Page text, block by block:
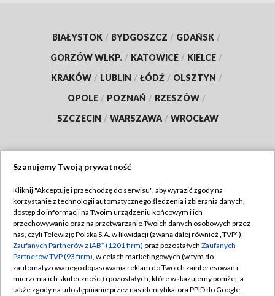
BIAŁYSTOK / BYDGOSZCZ / GDAŃSK /
GORZÓW WLKP. / KATOWICE / KIELCE /
KRAKÓW / LUBLIN / ŁÓDŹ / OLSZTYN /
OPOLE / POZNAŃ / RZESZÓW /
SZCZECIN / WARSZAWA / WROCŁAW
TVP
Abonament TVP
Emisja w TVP
Centrum informacji TVP
Naziemna Telewizja Cyfrowa
Regulamin TVP
Polityka prywatności
Moje zgody
Pomoc
Szanujemy Twoją prywatność
Kliknij "Akceptuję i przechodzę do serwisu", aby wyrazić zgody na
korzystanie z technologii automatycznego śledzenia i zbierania danych,
dostęp do informacji na Twoim urządzeniu końcowym i ich
przechowywanie oraz na przetwarzanie Twoich danych osobowych przez
nas, czyli Telewizję Polską S.A. w likwidacji (zwaną dalej również „TVP”),
Zaufanych Partnerów z IAB* (1201 firm) oraz pozostałych Zaufanych
Partnerów TVP (93 firm), w celach marketingowych (w tym do
zautomatyzowanego dopasowania reklam do Twoich zainteresowań i
mierzenia ich skuteczności) i pozostałych, które wskazujemy poniżej, a
także zgody na udostępnianie przez nas identyfikatora PPID do Google.